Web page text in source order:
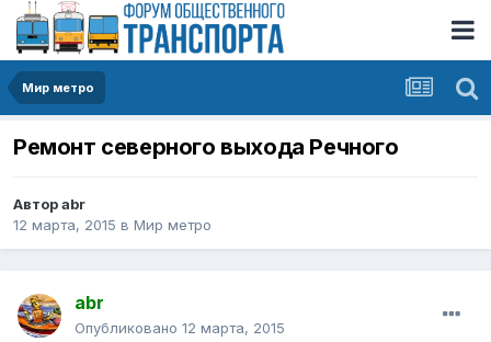
Мир метро
Ремонт северного выхода Речного
Авторabr
12 марта, 2015 в Мир метро
abr
Опубликовано 12 марта, 2015